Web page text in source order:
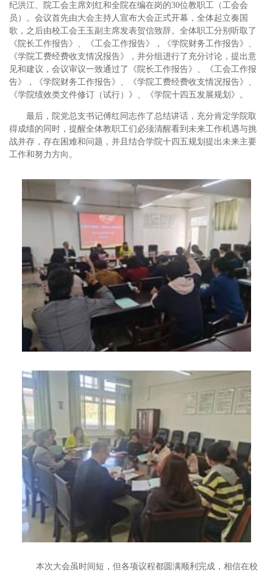
纪洪江、院工会主席刘红和全院在编在岗的30位教职工（工会会
员）。会议首先由大会主持人宣布大会正式开幕，全体起立奏国
歌，之后由校工会王玉副主席发表贺信致辞。全体职工分别听取了
《院长工作报告》、《工会工作报告》，《学院财务工作报告》、
《学院工费经费收支情况报告》，并分组进行了充分讨论，提出意
见和建议，会议审议一致通过了《院长工作报告》、《工会工作报
告》，《学院财务工作报告》、《学院工费经费收支情况报告》、
《学院绩效类文件修订（试行）》、《学院十四五发展规划》。
最后，院党总支书记傅红同志作了总结讲话，充分肯定学院取
得成绩的同时，提醒全体教职工们必须清醒看到未来工作机遇与挑
战并存，存在困难和问题，并且结合学院十四五规划提出未来主要
工作和努力方向。
本次大会虽时间短，但各项议程都圆满顺利完成，相信在校